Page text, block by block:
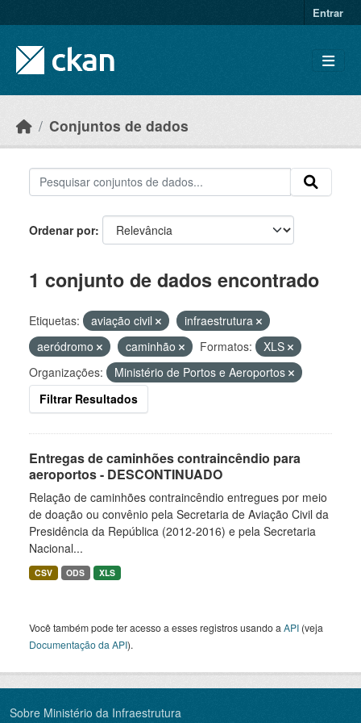
Entrar
Conjuntos de dados
Ordenar por
1 conjunto de dados encontrado
Etiquetas: aviação civil
infraestrutura
aeródromo
caminhão Formatos:
XLS
Organizações:
Ministério de Portos e Aeroportos
Filtrar Resultados
Entregas de caminhões contraincêndio para
aeroportos - DESCONTINUADO
Relação de caminhões contraincêndio entregues por meio
de doação ou convênio pela Secretaria de Aviação Civil da
Presidência da República (2012-2016) e pela Secretaria
Nacional...
CSV ODS XLS
Você também pode ter acesso a esses registros usando a API (veja
Documentação da API).
Sobre Ministério da Infraestrutura